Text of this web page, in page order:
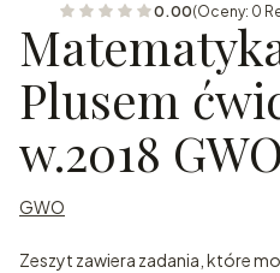
0.00(Oceny: 0
Plusem
w.2018 GWO
GWO
Zeszyt zawiera zadania, które